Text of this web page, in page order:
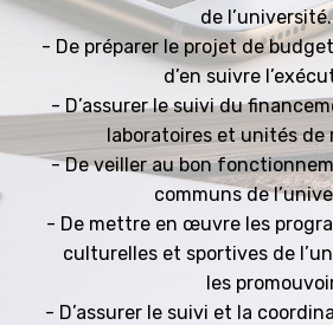
de l’université.
- De préparer le projet de
d’en suivre
- D’assurer le suivi du
laboratoires et unités de
- De veiller au bon
communs de
- De mettre en œuvre les
culturelles et sportives de
les
- D’assurer le suivi et la